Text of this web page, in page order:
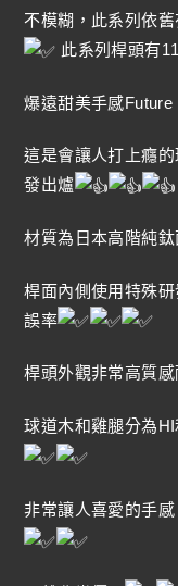
不模糊，此系列依
此系列桿頭有
爆遠甜美手感
這是會讓人打上癮
發出爐
材質為日本高階純
桿面內側使用特殊
誤率
桿頭外觀非常高質
球道木和雞腿分為
非常讓人喜愛的手